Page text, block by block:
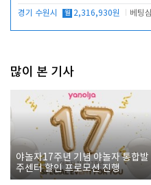
경기 수원시 월 2,316,930원 베팅
많이 본 기사
야놀자17주년 기념 야놀자 통합발
주센터 할인 프로모션 진행